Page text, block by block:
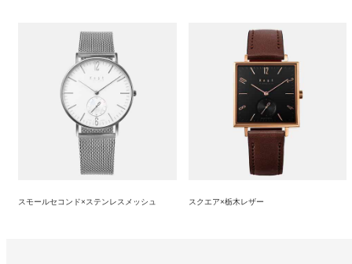
スモールセコンド×ステンレスメッシュ スクエア×栃木レザー